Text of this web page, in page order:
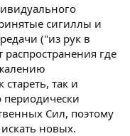
сигиллы и
("из рук в
где
так и
периодически
Сил, поэтому
новых.